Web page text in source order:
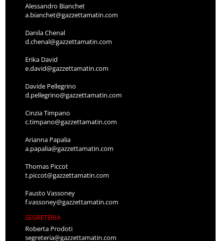
Alessandro Bianchet
a.bianchet@gazzettamatin.com
Danila Chenal
d.chenal@gazzettamatin.com
Erika David
e.david@gazzettamatin.com
Davide Pellegrino
d.pellegrino@gazzettamatin.com
Cinzia Timpano
c.timpano@gazzettamatin.com
Arianna Papalia
a.papalia@gazzettamatin.com
Thomas Piccot
t.piccot@gazzettamatin.com
Fausto Vassoney
f.vassoney@gazzettamatin.com
SEGRETERIA
Roberta Prodoti
segreteria@gazzettamatin.com